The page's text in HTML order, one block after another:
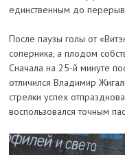
единственным до
После паузы голы от
соперника, а плодом
Сначала на 25-й минуте
отличился Владимир
стрелки успех
воспользовался точным